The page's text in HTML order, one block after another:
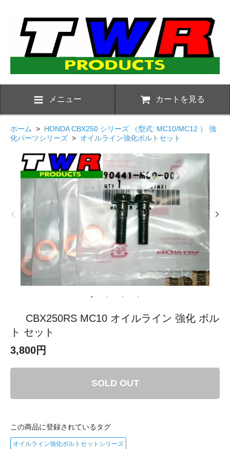
メニュー カートを見る
ホーム > HONDA CBX250 シリーズ （型式: MC10/MC12 ） 強
化パーツシリーズ > オイルライン強化ボルトセット
CBX250RS MC10 オイルライン 強化 ボル
ト セット
3,800円
SOLD OUT
この商品に登録されているタグ
オイルライン強化ボルトセットシリーズ